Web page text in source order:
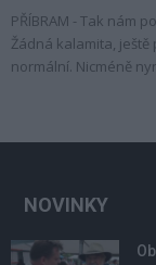
PŘÍBRAM - Tak nám
Žádná kalamita,
normální. Nicméně
NOVINKY